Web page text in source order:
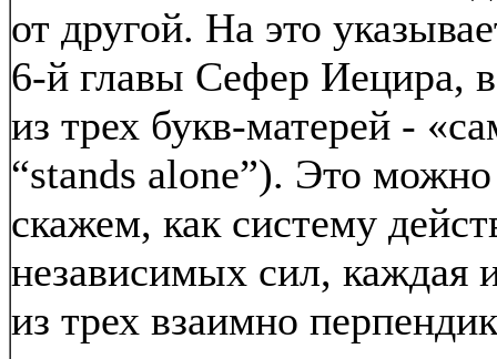
от другой. На это
6-й главы Сефер Иецира,
из трех букв-матерей -
“stands alone”). Это можно
скажем, как систему
независимых сил, каждая
из трех взаимно